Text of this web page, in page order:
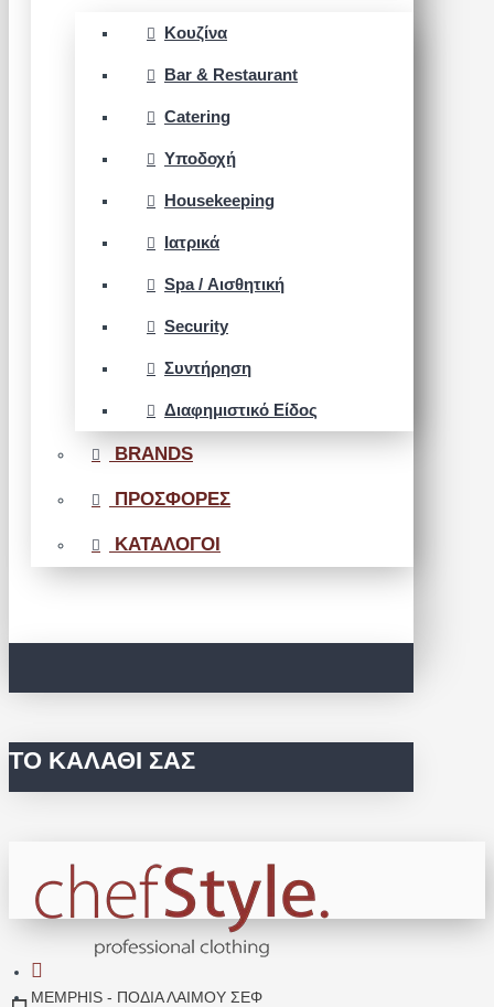
Κουζίνα
Bar & Restaurant
Catering
Υποδοχή
Housekeeping
Ιατρικά
Spa / Αισθητική
Security
Συντήρηση
Διαφημιστικό Είδος
BRANDS
ΠΡΟΣΦΟΡΕΣ
ΚΑΤΑΛΟΓΟΙ
ΤΟ ΚΑΛΆΘΙ ΣΑΣ
MEMPHIS - ΠΟΔΙΑ ΛΑΙΜΟΥ ΣΕΦ